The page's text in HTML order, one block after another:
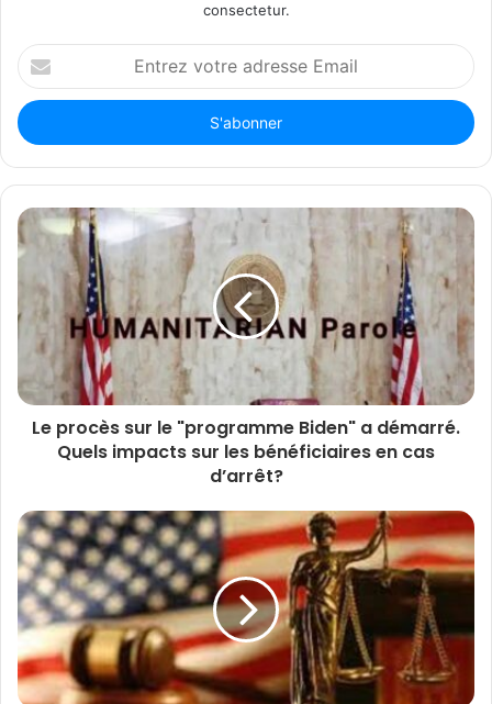
consectetur.
Entrez
votre
adresse
Email
Le procès sur le "programme Biden" a démarré.
Quels impacts sur les bénéficiaires en cas
d’arrêt?